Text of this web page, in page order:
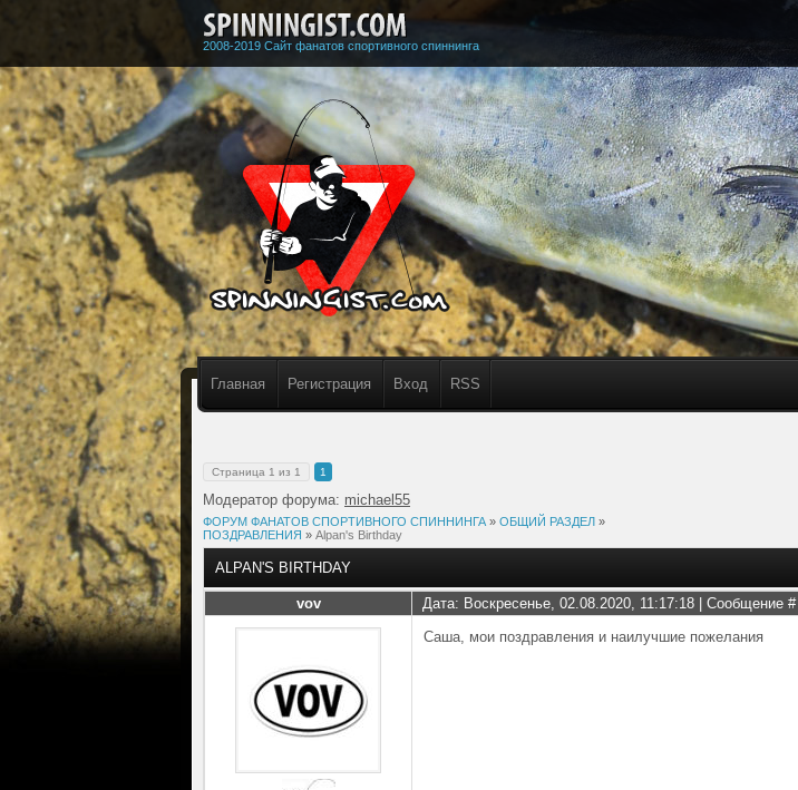
2008-2019 Сайт фанатов спортивного спиннинга
Главная Регистрация Вход RSS
Страница 1 из 1 1
Модератор форума: michael55
ФОРУМ ФАНАТОВ СПОРТИВНОГО СПИННИНГА » ОБЩИЙ РАЗДЕЛ »
ПОЗДРАВЛЕНИЯ » Alpan's Birthday
ALPAN'S BIRTHDAY
vov Дата: Воскресенье, 02.08.2020, 11:17:18 | Сообщение #
Саша, мои поздравления и наилучшие пожелания